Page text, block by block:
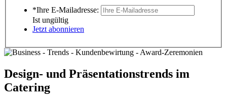
*Ihre E-Mailadresse:
Ist ungültig
Jetzt abonnieren
Design- und Präsentationstrends im
Catering